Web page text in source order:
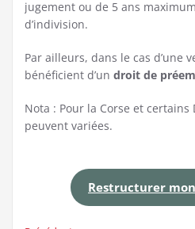
jugement ou de 5 ans
d’indivision.
Par ailleurs, dans le cas d’une
bénéficient d’un droit de
Nota : Pour la Corse et certains
peuvent variées.
Restructurer